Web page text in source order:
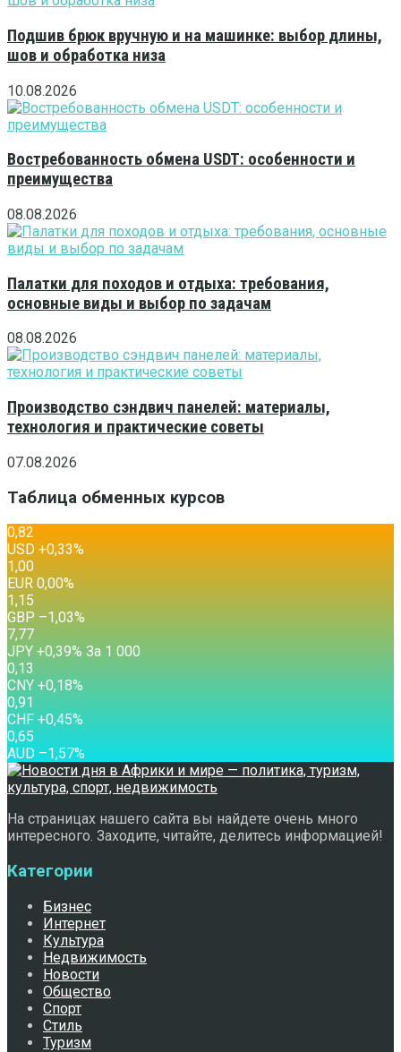
Подшив брюк вручную и на машинке: выбор длины,
шов и обработка низа
10.08.2026
Востребованность обмена USDT: особенности и
преимущества
08.08.2026
Палатки для походов и отдыха: требования,
основные виды и выбор по задачам
08.08.2026
Производство сэндвич панелей: материалы,
технология и практические советы
07.08.2026
Таблица обменных курсов
0,82
USD +0,33%
1,00
EUR 0,00%
1,15
GBP –1,03%
7,77
JPY +0,39% За 1 000
0,13
CNY +0,18%
0,91
CHF +0,45%
0,65
AUD –1,57%
На страницах нашего сайта вы найдете очень много
интересного. Заходите, читайте, делитесь информацией!
Категории
Бизнес
Интернет
Культура
Недвижимость
Новости
Общество
Спорт
Стиль
Туризм